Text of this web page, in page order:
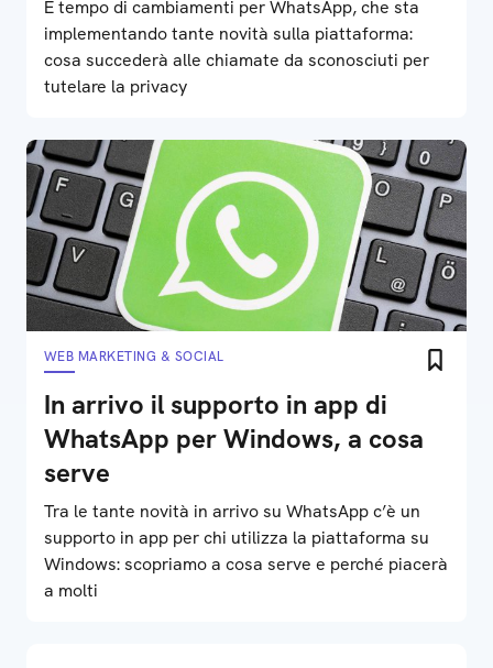
È tempo di cambiamenti per WhatsApp, che sta
implementando tante novità sulla piattaforma:
cosa succederà alle chiamate da sconosciuti per
tutelare la privacy
WEB MARKETING & SOCIAL
In arrivo il supporto in app di
WhatsApp per Windows, a cosa
serve
Tra le tante novità in arrivo su WhatsApp c’è un
supporto in app per chi utilizza la piattaforma su
Windows: scopriamo a cosa serve e perché piacerà
a molti